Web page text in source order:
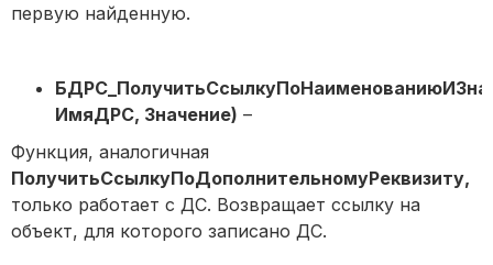
первую найденную.
ИмяДРС, Значение) –
Функция, аналогичная
ПолучитьСсылкуПоДополнительномуРеквизиту,
только работает с ДС. Возвращает ссылку на
объект, для которого записано ДС.